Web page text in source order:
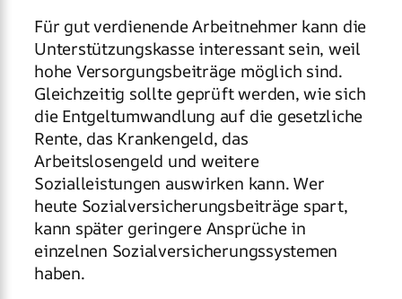
Für gut verdienende Arbeitnehmer kann die
Unterstützungskasse interessant sein, weil
hohe Versorgungsbeiträge möglich sind.
Gleichzeitig sollte geprüft werden, wie sich
die Entgeltumwandlung auf die gesetzliche
Rente, das Krankengeld, das
Arbeitslosengeld und weitere
Sozialleistungen auswirken kann. Wer
heute Sozialversicherungsbeiträge spart,
kann später geringere Ansprüche in
einzelnen Sozialversicherungssystemen
haben.